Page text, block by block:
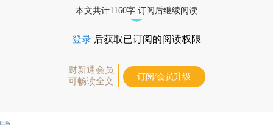
本文共计1160字 订阅后继续阅读
登录 后获取已订阅的阅读权限
财新通会员
可畅读全文
订阅/会员升级